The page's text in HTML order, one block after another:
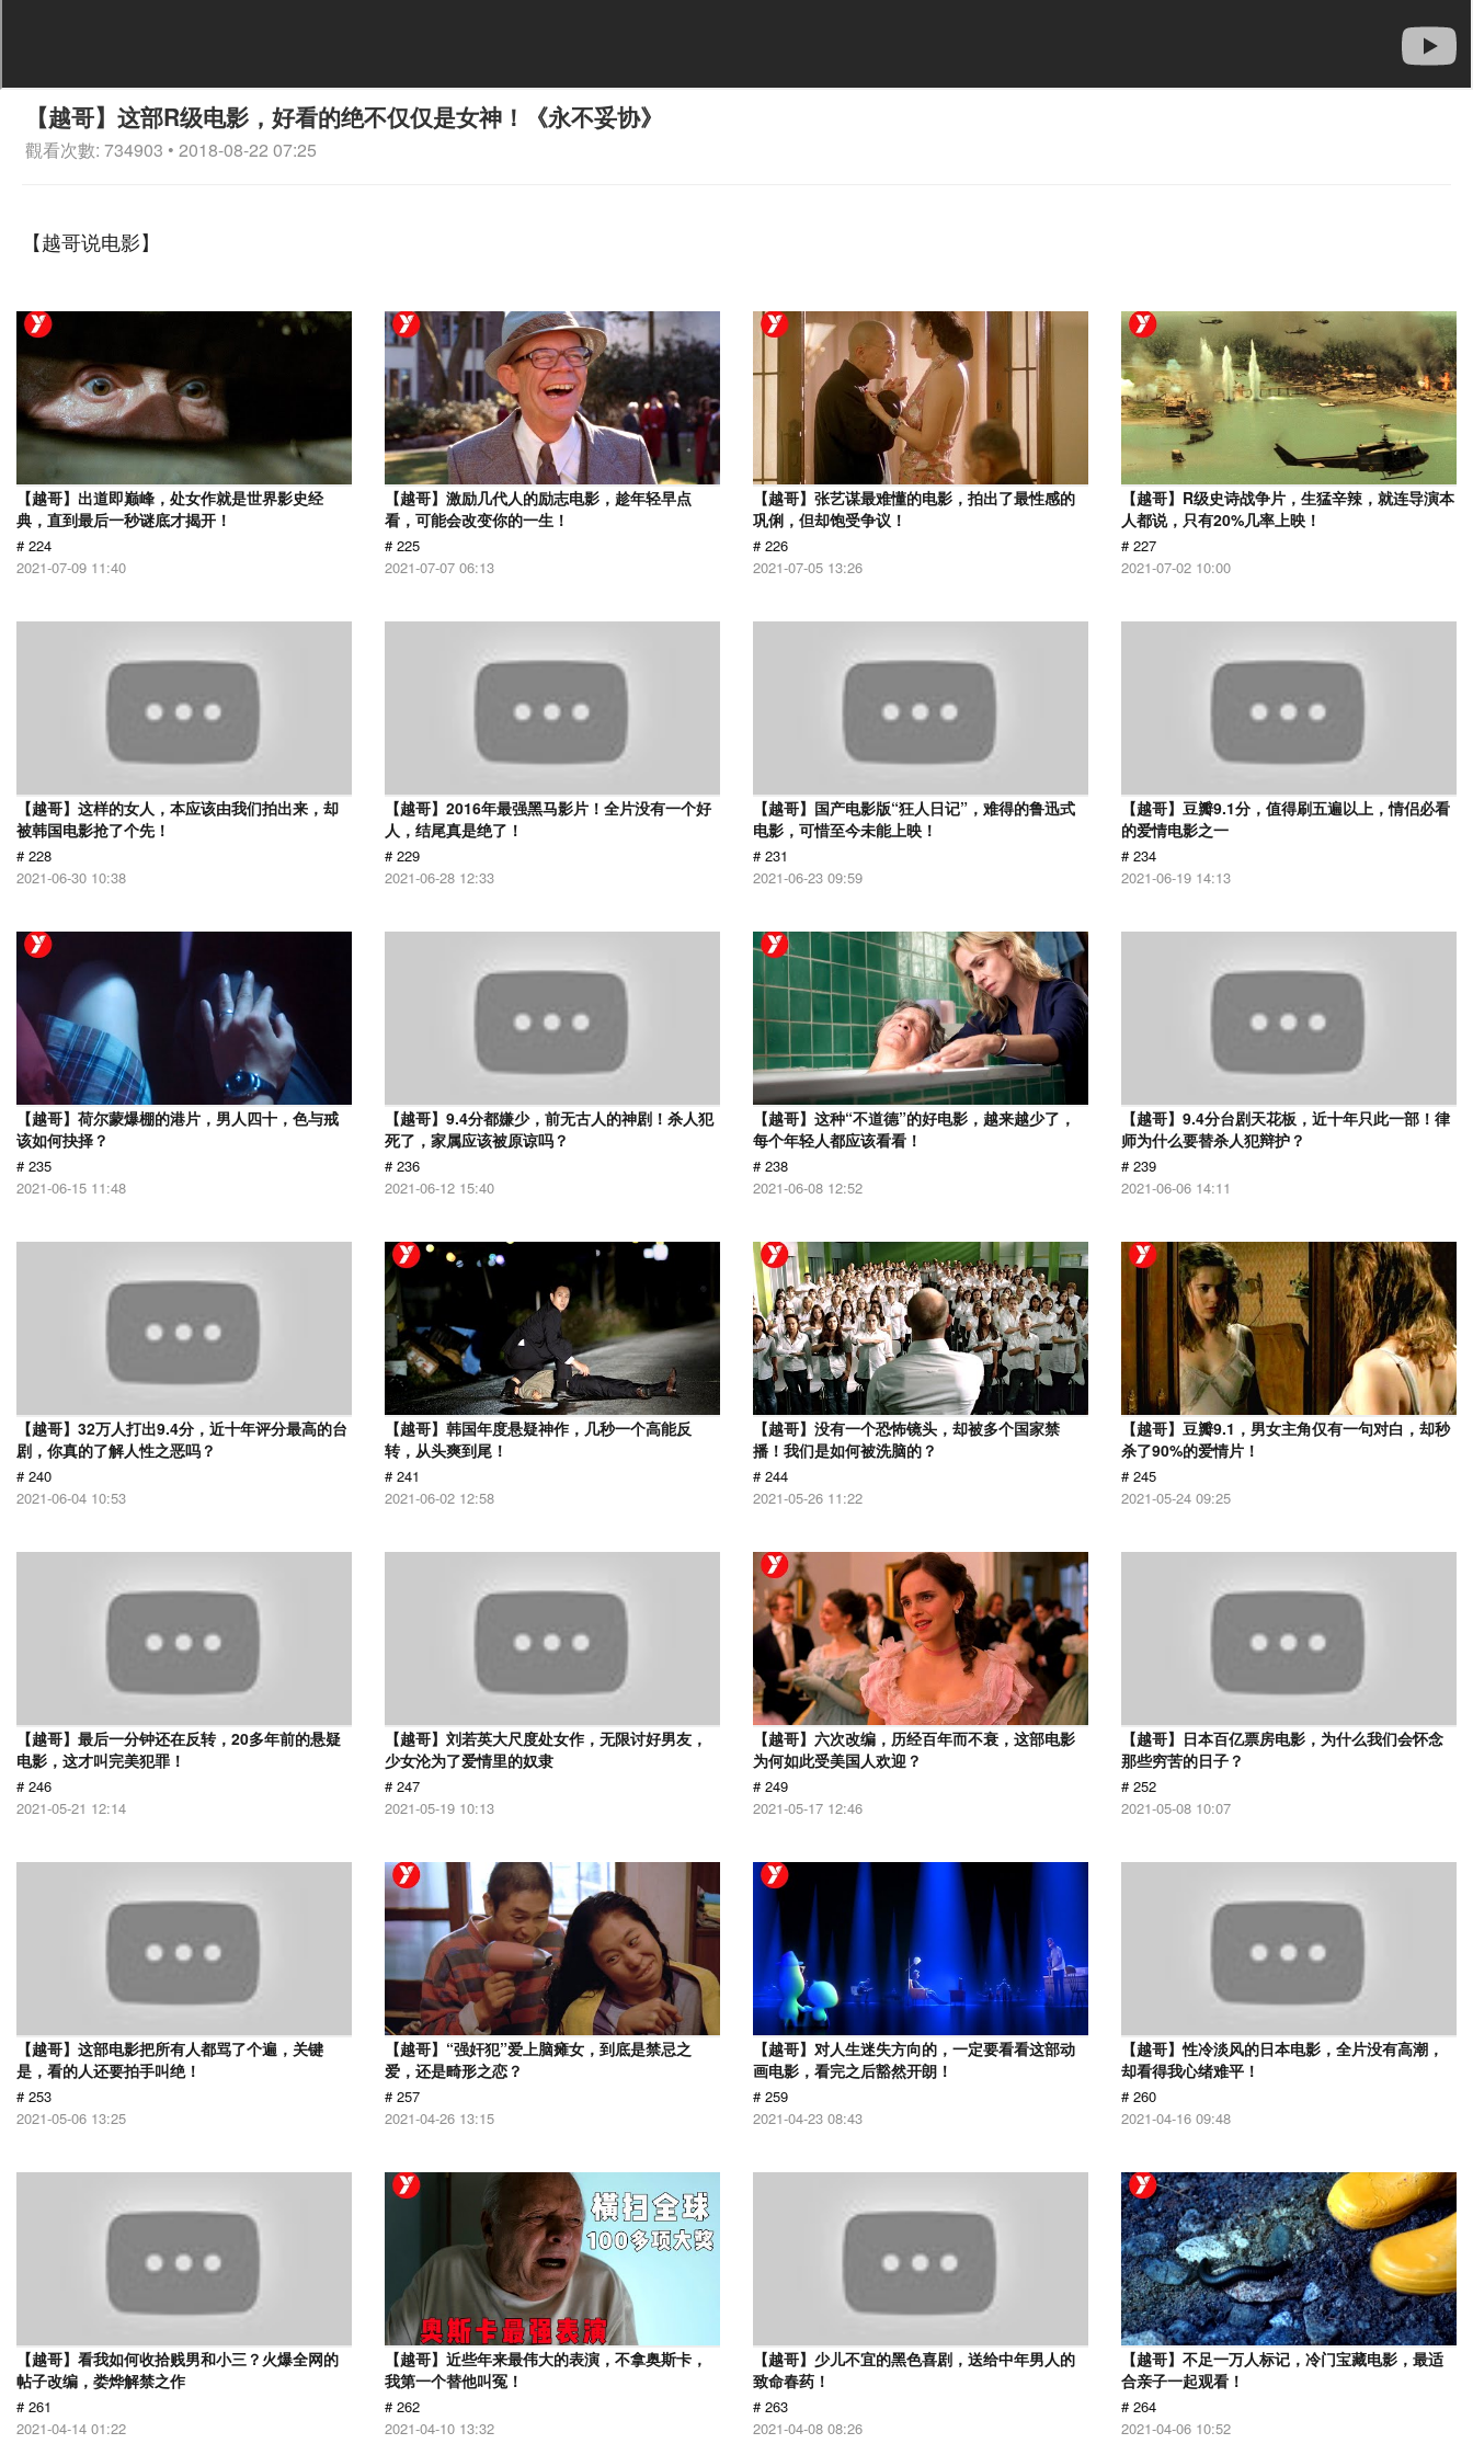
【越哥】这部R级电影，好看的绝不仅仅是女神！《永不妥协》
觀看次數: 734903 • 2018-08-22 07:25
【越哥说电影】
【越哥】出道即巅峰，处女作就是世界影史经
典，直到最后一秒谜底才揭开！
# 224
2021-07-09 11:40
【越哥】激励几代人的励志电影，趁年轻早点
看，可能会改变你的一生！
# 225
2021-07-07 06:13
【越哥】张艺谋最难懂的电影，拍出了最性感的
巩俐，但却饱受争议！
# 226
2021-07-05 13:26
【越哥】R级史诗战争片，生猛辛辣，就连导演本
人都说，只有20%几率上映！
# 227
2021-07-02 10:00
【越哥】这样的女人，本应该由我们拍出来，却
被韩国电影抢了个先！
# 228
2021-06-30 10:38
【越哥】2016年最强黑马影片！全片没有一个好
人，结尾真是绝了！
# 229
2021-06-28 12:33
【越哥】国产电影版“狂人日记”，难得的鲁迅式
电影，可惜至今未能上映！
# 231
2021-06-23 09:59
【越哥】豆瓣9.1分，值得刷五遍以上，情侣必看
的爱情电影之一
# 234
2021-06-19 14:13
【越哥】荷尔蒙爆棚的港片，男人四十，色与戒
该如何抉择？
# 235
2021-06-15 11:48
【越哥】9.4分都嫌少，前无古人的神剧！杀人犯
死了，家属应该被原谅吗？
# 236
2021-06-12 15:40
【越哥】这种“不道德”的好电影，越来越少了，
每个年轻人都应该看看！
# 238
2021-06-08 12:52
【越哥】9.4分台剧天花板，近十年只此一部！律
师为什么要替杀人犯辩护？
# 239
2021-06-06 14:11
【越哥】32万人打出9.4分，近十年评分最高的台
剧，你真的了解人性之恶吗？
# 240
2021-06-04 10:53
【越哥】韩国年度悬疑神作，几秒一个高能反
转，从头爽到尾！
# 241
2021-06-02 12:58
【越哥】没有一个恐怖镜头，却被多个国家禁
播！我们是如何被洗脑的？
# 244
2021-05-26 11:22
【越哥】豆瓣9.1，男女主角仅有一句对白，却秒
杀了90%的爱情片！
# 245
2021-05-24 09:25
【越哥】最后一分钟还在反转，20多年前的悬疑
电影，这才叫完美犯罪！
# 246
2021-05-21 12:14
【越哥】刘若英大尺度处女作，无限讨好男友，
少女沦为了爱情里的奴隶
# 247
2021-05-19 10:13
【越哥】六次改编，历经百年而不衰，这部电影
为何如此受美国人欢迎？
# 249
2021-05-17 12:46
【越哥】日本百亿票房电影，为什么我们会怀念
那些穷苦的日子？
# 252
2021-05-08 10:07
【越哥】这部电影把所有人都骂了个遍，关键
是，看的人还要拍手叫绝！
# 253
2021-05-06 13:25
【越哥】“强奸犯”爱上脑瘫女，到底是禁忌之
爱，还是畸形之恋？
# 257
2021-04-26 13:15
【越哥】对人生迷失方向的，一定要看看这部动
画电影，看完之后豁然开朗！
# 259
2021-04-23 08:43
【越哥】性冷淡风的日本电影，全片没有高潮，
却看得我心绪难平！
# 260
2021-04-16 09:48
【越哥】看我如何收拾贱男和小三？火爆全网的
帖子改编，娄烨解禁之作
# 261
2021-04-14 01:22
【越哥】近些年来最伟大的表演，不拿奥斯卡，
我第一个替他叫冤！
# 262
2021-04-10 13:32
【越哥】少儿不宜的黑色喜剧，送给中年男人的
致命春药！
# 263
2021-04-08 08:26
【越哥】不足一万人标记，冷门宝藏电影，最适
合亲子一起观看！
# 264
2021-04-06 10:52